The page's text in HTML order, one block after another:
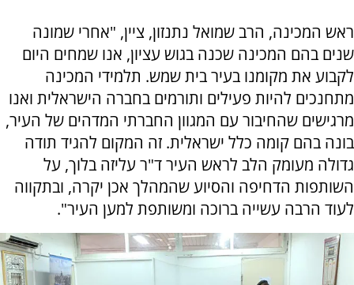
ראש המכינה, הרב שמואל נתנזון, ציין, "אחרי שמונה
שנים בהם המכינה שכנה בגוש עציון, אנו שמחים היום
לקבוע את מקומנו בעיר בית שמש. תלמידי המכינה
מתחנכים להיות פעילים ותורמים בחברה הישראלית ואנו
מרגישים שהחיבור עם המגוון החברתי המדהים של העיר,
בונה בהם קומה כלל ישראלית. זה המקום להגיד תודה
גדולה מעומק הלב לראש העיר ד"ר עליזה בלוך, על
השותפות הדחיפה והסיוע שהמהלך אכן יקרה, ובתקווה
לעוד הרבה עשייה ברוכה ומשותפת למען העיר".